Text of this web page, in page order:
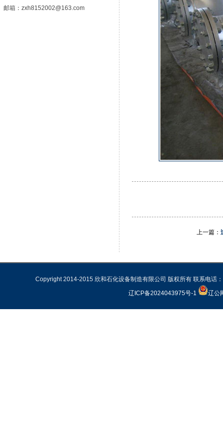
邮箱： zxh8152002@163.com
上一篇：
Copyright 2014-2015 欣和石化设备制造有限公司 版权所有 联系电
辽ICP备2024043975号-1
辽公